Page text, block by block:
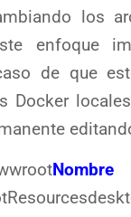
los
enfoque
de que
Docker